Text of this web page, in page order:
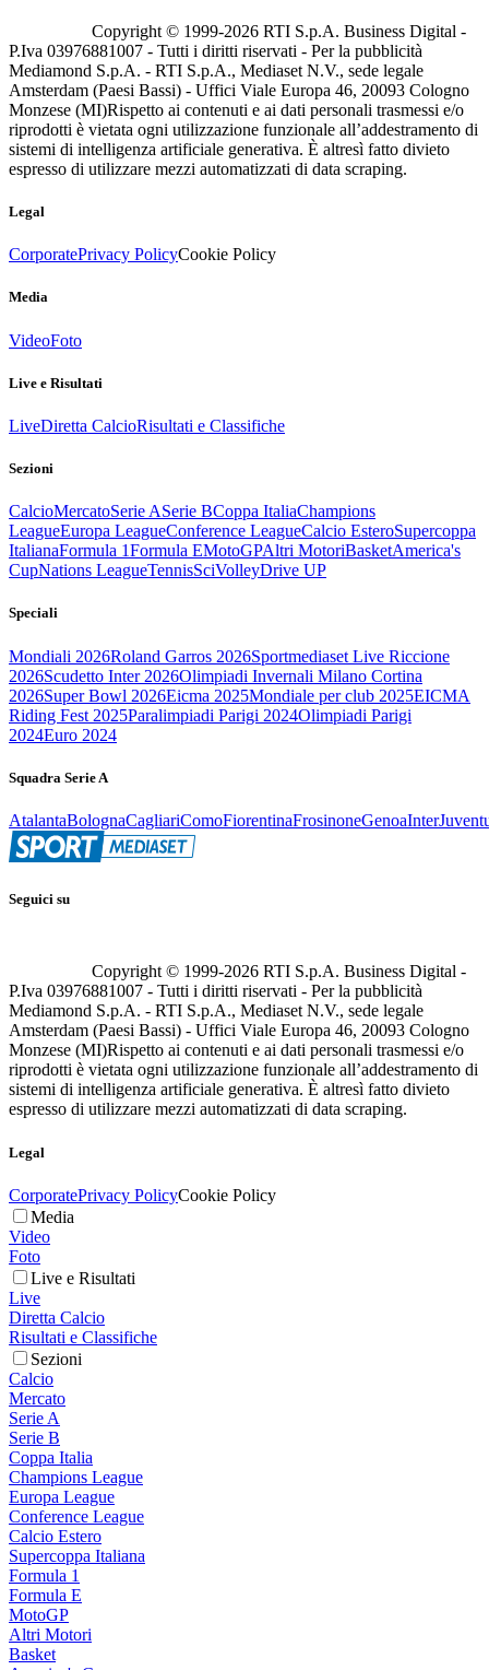
Copyright © 1999-2026 RTI S.p.A. Business Digital -
P.Iva 03976881007 - Tutti i diritti riservati - Per la pubblicità
Mediamond S.p.A. - RTI S.p.A., Mediaset N.V., sede legale
Amsterdam (Paesi Bassi) - Uffici Viale Europa 46, 20093 Cologno
Monzese (MI)Rispetto ai contenuti e ai dati personali trasmessi e/o
riprodotti è vietata ogni utilizzazione funzionale all’addestramento di
sistemi di intelligenza artificiale generativa. È altresì fatto divieto
espresso di utilizzare mezzi automatizzati di data scraping.
Legal
CorporatePrivacy PolicyCookie Policy
Media
VideoFoto
Live e Risultati
LiveDiretta CalcioRisultati e Classifiche
Sezioni
CalcioMercatoSerie ASerie BCoppa ItaliaChampions
LeagueEuropa LeagueConference LeagueCalcio EsteroSupercoppa
ItalianaFormula 1Formula EMotoGPAltri MotoriBasketAmerica's
CupNations LeagueTennisSciVolleyDrive UP
Speciali
Mondiali 2026Roland Garros 2026Sportmediaset Live Riccione
2026Scudetto Inter 2026Olimpiadi Invernali Milano Cortina
2026Super Bowl 2026Eicma 2025Mondiale per club 2025EICMA
Riding Fest 2025Paralimpiadi Parigi 2024Olimpiadi Parigi
2024Euro 2024
Squadra Serie A
AtalantaBolognaCagliariComoFiorentinaFrosinoneGenoaInter
Seguici su
Copyright © 1999-2026 RTI S.p.A. Business Digital -
P.Iva 03976881007 - Tutti i diritti riservati - Per la pubblicità
Mediamond S.p.A. - RTI S.p.A., Mediaset N.V., sede legale
Amsterdam (Paesi Bassi) - Uffici Viale Europa 46, 20093 Cologno
Monzese (MI)Rispetto ai contenuti e ai dati personali trasmessi e/o
riprodotti è vietata ogni utilizzazione funzionale all’addestramento di
sistemi di intelligenza artificiale generativa. È altresì fatto divieto
espresso di utilizzare mezzi automatizzati di data scraping.
Legal
CorporatePrivacy PolicyCookie Policy
Media
Video
Foto
Live e Risultati
Live
Diretta Calcio
Risultati e Classifiche
Sezioni
Calcio
Mercato
Serie A
Serie B
Coppa Italia
Champions League
Europa League
Conference League
Calcio Estero
Supercoppa Italiana
Formula 1
Formula E
MotoGP
Altri Motori
Basket